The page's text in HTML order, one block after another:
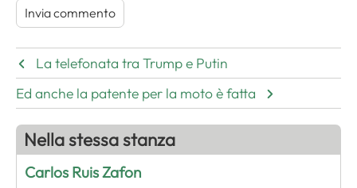
La telefonata tra Trump e Putin
Ed anche la patente per la moto è fatta
Nella stessa stanza
Carlos Ruis Zafon